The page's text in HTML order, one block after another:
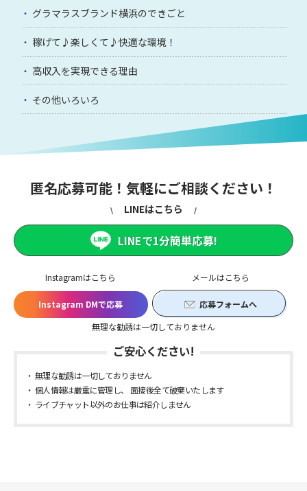
グラマラスブランド横浜のできごと
稼げて♪楽しくて♪快適な環境！
高収入を実現できる理由
その他いろいろ
匿名応募可能！気軽にご相談ください！
Instagramはこちら
Instagram DMで応募
メールはこちら
応募フォームへ
無理な勧誘は一切しておりません
LINEはこちら
LINEで1分簡単応募!
ご安心ください!
無理な勧誘は一切しておりません
個人情報は厳重に管理し、 面接後全て破棄いたします
ライブチャット以外のお仕事は紹介しません